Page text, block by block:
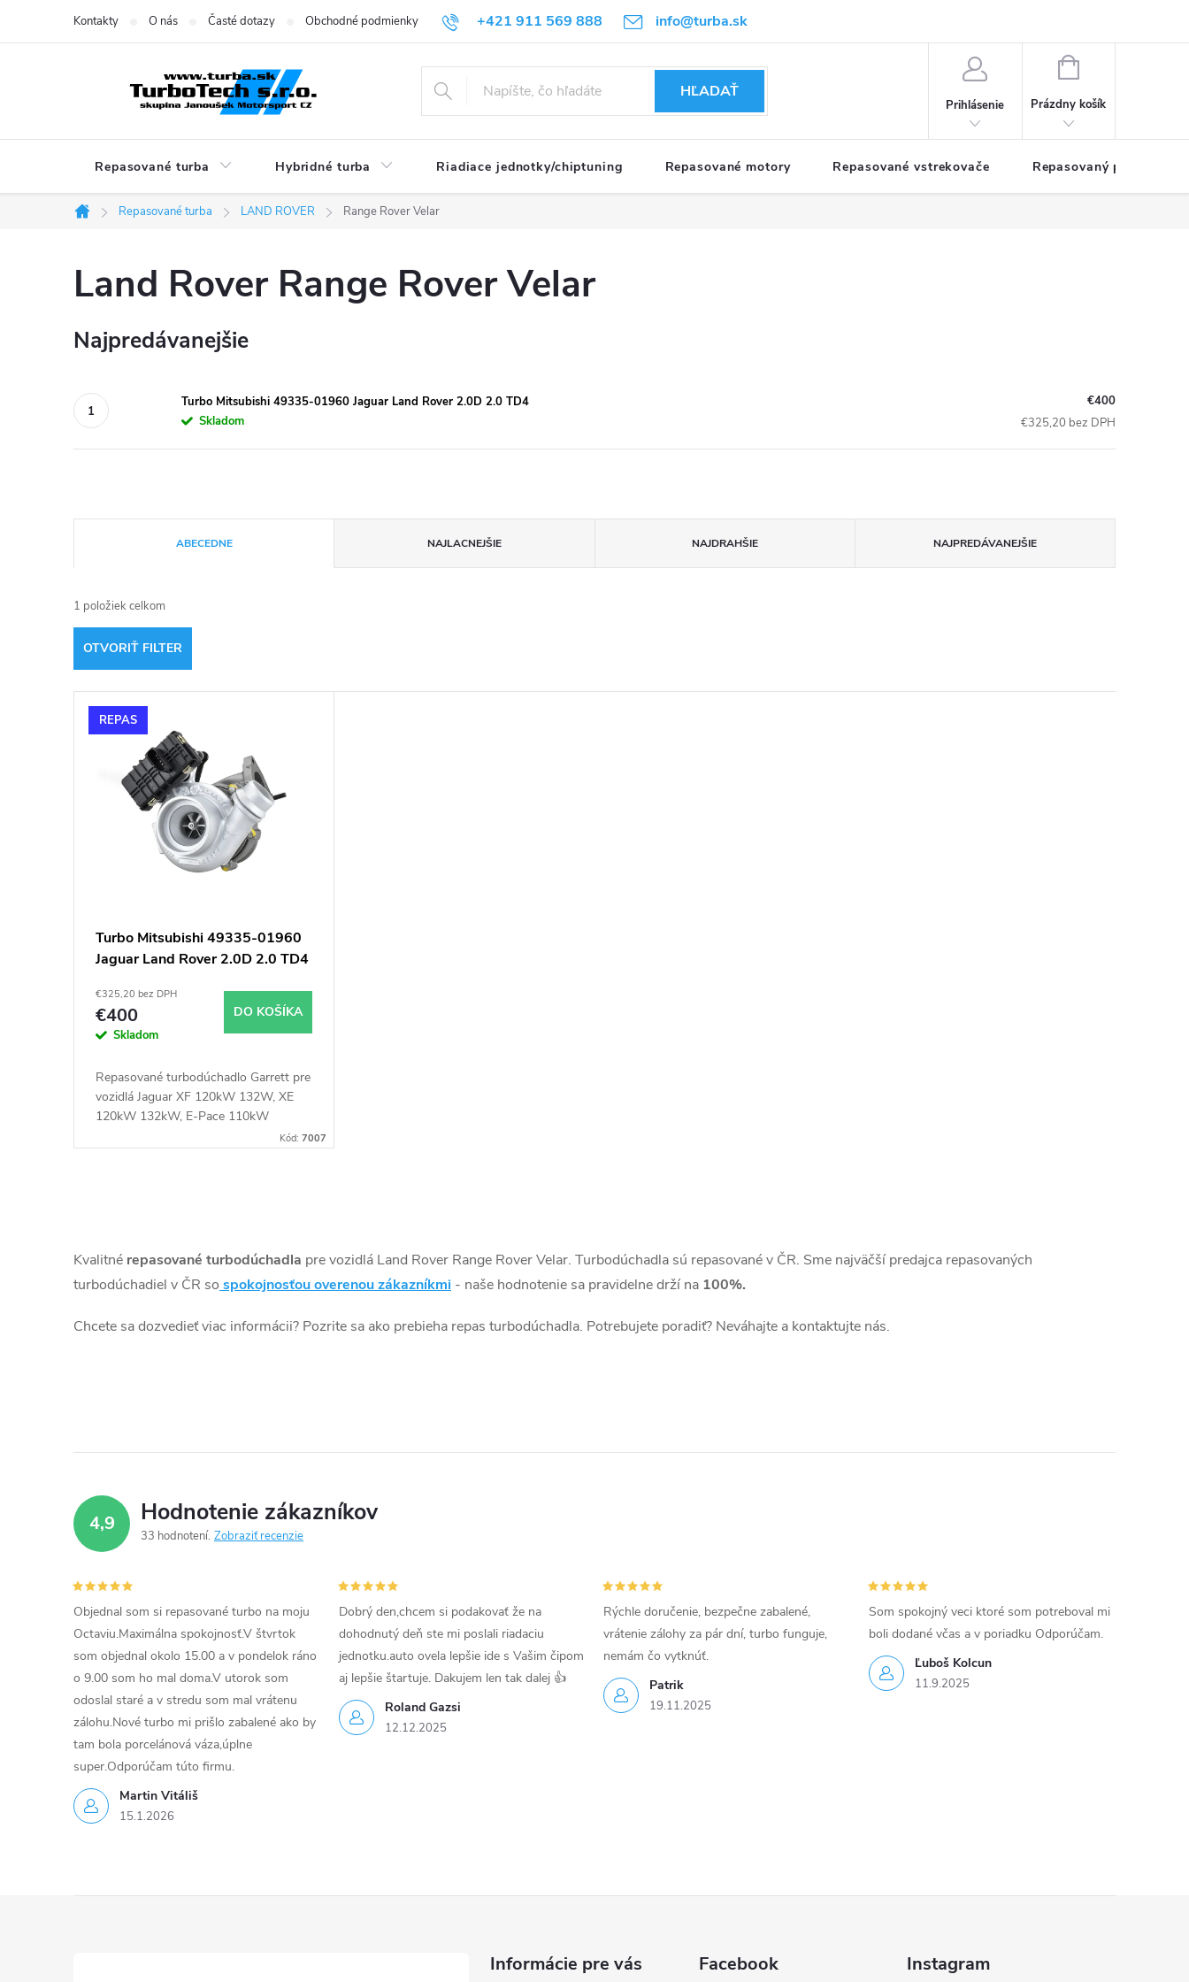
+421 911 569 888 info@turba.sk
Kontakty O nás Časté dotazy Obchodné podmienky GDPR
HĽADAŤ
Prihlásenie
NÁKUPNÝ
Prázdny košík
Repasované turba Hybridné turba Riadiace jednotky/chiptuning Repasované motory Repasované vstrekovače Repasovaný pohon TDM
Domov
Repasované turba LAND ROVER Range Rover Velar
Land Rover Range Rover Velar
Najpredávanejšie
Turbo Mitsubishi 49335-01960 Jaguar Land Rover 2.0D 2.0 TD4
Skladom
€400
€325,20 bez DPH
a
d
e
n
o
ABECEDNE NAJLACNEJŠIE NAJDRAHŠIE NAJPREDÁVANEJŠIE
1 položiek celkom
OTVORIŤ FILTER
V
k
o
v
REPAS
Turbo Mitsubishi 49335-01960
Jaguar Land Rover 2.0D 2.0 TD4
€325,20 bez DPH
€400
Skladom
DO KOŠÍKA
Repasované turbodúchadlo Garrett pre
vozidlá Jaguar XF 120kW 132W, XE
120kW 132kW, E-Pace 110kW
132kW, F-Pace 120kW 132kW, Land
Kód:7007
v
l
á
i
e
p
v
k
y
v
ý
p
i
u
Kvalitné repasované turbodúchadla pre vozidlá Land Rover Range Rover Velar. Turbodúchadla sú repasované v ČR. Sme najväčší predajca repasovaných
turbodúchadiel v ČR so spokojnosťou overenou zákazníkmi - naše hodnotenie sa pravidelne drží na 100%.
Chcete sa dozvedieť viac informácii? Pozrite sa ako prebieha repas turbodúchadla. Potrebujete poradiť? Neváhajte a kontaktujte nás.
4,9 Hodnotenie zákazníkov
33 hodnotení Zobraziť recenzie
Martin Vitáliš
15.1.2026
Objednal som si repasované turbo na moju
Octaviu.Maximálna spokojnosť.V štvrtok
som objednal okolo 15.00 a v pondelok ráno
o 9.00 som ho mal doma.V utorok som
odoslal staré a v stredu som mal vrátenu
zálohu.Nové turbo mi prišlo zabalené ako by
tam bola porcelánová váza,úplne
super.Odporúčam túto firmu.
Roland Gazsi
12.12.2025
Dobrý den,chcem si podakovať že na
dohodnutý deň ste mi poslali riadaciu
jednotku.auto ovela lepšie ide s Vašim čipom
aj lepšie štartuje. Dakujem len tak dalej 👍
Patrik
19.11.2025
Rýchle doručenie, bezpečne zabalené,
vrátenie zálohy za pár dní, turbo funguje,
nemám čo vytknúť.
Ľuboš Kolcun
11.9.2025
Som spokojný veci ktoré som potreboval mi
boli dodané včas a v poriadku Odporúčam.
Informácie pre vás Facebook Instagram